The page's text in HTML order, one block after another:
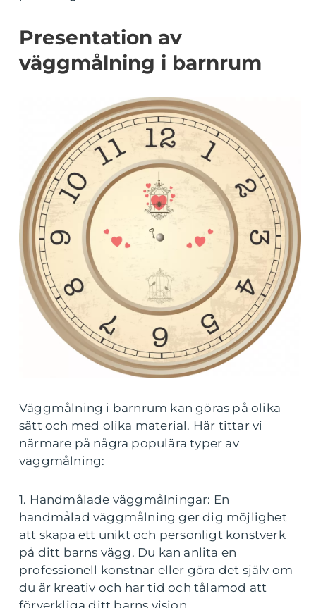
Presentation av
väggmålning i barnrum
Väggmålning i barnrum kan göras på olika
sätt och med olika material. Här tittar vi
närmare på några populära typer av
väggmålning:
1. Handmålade väggmålningar: En
handmålad väggmålning ger dig möjlighet
att skapa ett unikt och personligt konstverk
på ditt barns vägg. Du kan anlita en
professionell konstnär eller göra det själv om
du är kreativ och har tid och tålamod att
förverkliga ditt barns vision.